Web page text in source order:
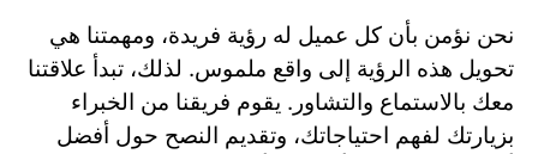
نحن نؤمن بأن كل عميل له رؤية فريدة، ومهمتنا هي
تحويل هذه الرؤية إلى واقع ملموس. لذلك، تبدأ علاقتنا
معك بالاستماع والتشاور. يقوم فريقنا من الخبراء
بزيارتك لفهم احتياجاتك، وتقديم النصح حول أفضل